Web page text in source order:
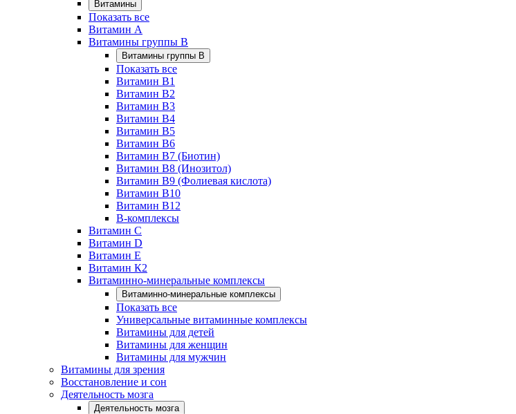
Витамины
Показать все
Витамин A
Витамины группы B
Витамины группы B
Показать все
Витамин B1
Витамин B2
Витамин B3
Витамин B4
Витамин B5
Витамин B6
Витамин B7 (Биотин)
Витамин B8 (Инозитол)
Витамин B9 (Фолиевая кислота)
Витамин B10
Витамин B12
B-комплексы
Витамин C
Витамин D
Витамин E
Витамин К2
Витаминно-минеральные комплексы
Витаминно-минеральные комплексы
Показать все
Универсальные витаминные комплексы
Витамины для детей
Витамины для женщин
Витамины для мужчин
Витамины для зрения
Восстановление и сон
Деятельность мозга
Деятельность мозга